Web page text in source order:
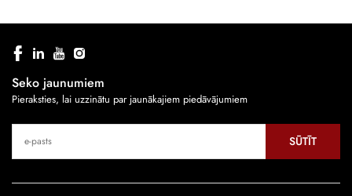
Seko jaunumiem
Pieraksties, lai uzzinātu par jaunākajiem piedāvājumiem
SŪTĪT